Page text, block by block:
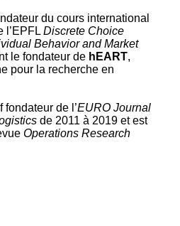
du cours international
l’EPFLDiscrete Choice
Behavior and Market
le fondateur de hEART,
pour la recherche en
fondateur de l’EURO Journal
de 2011 à 2019 et est
Operations Research